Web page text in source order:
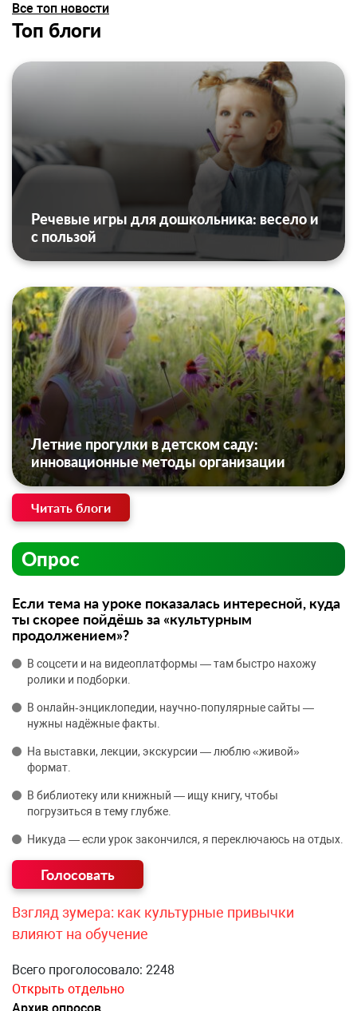
Все топ новости
Топ блоги
Речевые игры для дошкольника: весело и
с пользой
Летние прогулки в детском саду:
инновационные методы организации
Читать блоги
Опрос
Если тема на уроке показалась интересной, куда
ты скорее пойдёшь за «культурным
продолжением»?
В соцсети и на видеоплатформы — там быстро нахожу
ролики и подборки.
В онлайн‑энциклопедии, научно‑популярные сайты —
нужны надёжные факты.
На выставки, лекции, экскурсии — люблю «живой»
формат.
В библиотеку или книжный — ищу книгу, чтобы
погрузиться в тему глубже.
Никуда — если урок закончился, я переключаюсь на отдых.
Взгляд зумера: как культурные привычки
влияют на обучение
Всего проголосовало: 2248
Открыть отдельно